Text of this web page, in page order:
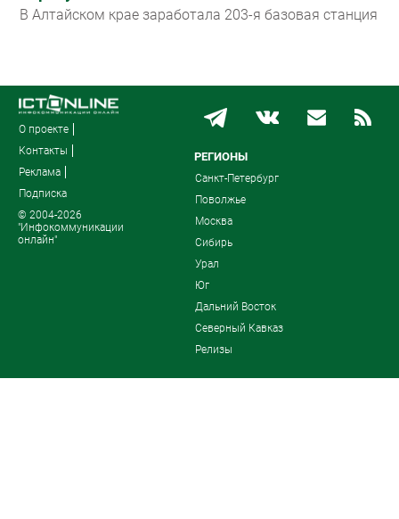
В Алтайском крае заработала 203-я базовая станция
О проекте
Контакты
Реклама
Подписка
© 2004-2026
"Инфокоммуникации
онлайн"
РЕГИОНЫ
Санкт-Петербург
Поволжье
Москва
Сибирь
Урал
Юг
Дальний Восток
Северный Кавказ
Релизы